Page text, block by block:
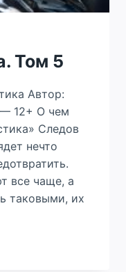
Том 5
Автор:
— 12+ О чем
Следов
нечто
все чаще, а
таковыми, их